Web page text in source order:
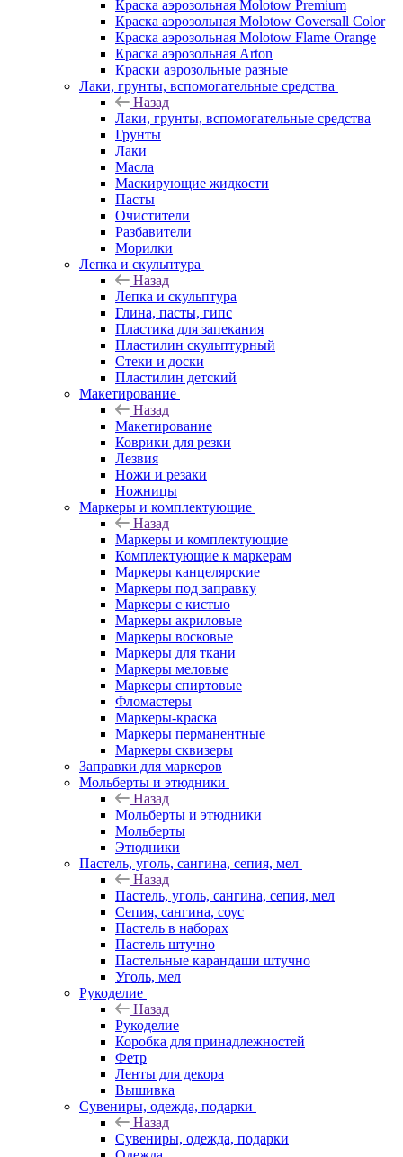
Краска аэрозольная Molotow Premium
Краска аэрозольная Molotow Coversall Color
Краска аэрозольная Molotow Flame Orange
Краска аэрозольная Arton
Краски аэрозольные разные
Лаки, грунты, вспомогательные средства
Назад
Лаки, грунты, вспомогательные средства
Грунты
Лаки
Масла
Маскирующие жидкости
Пасты
Очистители
Разбавители
Морилки
Лепка и скульптура
Назад
Лепка и скульптура
Глина, пасты, гипс
Пластика для запекания
Пластилин скульптурный
Стеки и доски
Пластилин детский
Макетирование
Назад
Макетирование
Коврики для резки
Лезвия
Ножи и резаки
Ножницы
Маркеры и комплектующие
Назад
Маркеры и комплектующие
Комплектующие к маркерам
Маркеры канцелярские
Маркеры под заправку
Маркеры с кистью
Маркеры акриловые
Маркеры восковые
Маркеры для ткани
Маркеры меловые
Маркеры спиртовые
Фломастеры
Маркеры-краска
Маркеры перманентные
Маркеры сквизеры
Заправки для маркеров
Мольберты и этюдники
Назад
Мольберты и этюдники
Мольберты
Этюдники
Пастель, уголь, сангина, сепия, мел
Назад
Пастель, уголь, сангина, сепия, мел
Сепия, сангина, соус
Пастель в наборах
Пастель штучно
Пастельные карандаши штучно
Уголь, мел
Рукоделие
Назад
Рукоделие
Коробка для принадлежностей
Фетр
Ленты для декора
Вышивка
Сувениры, одежда, подарки
Назад
Сувениры, одежда, подарки